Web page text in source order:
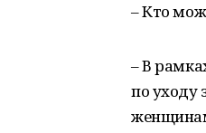
– Кто
– В
по уходу